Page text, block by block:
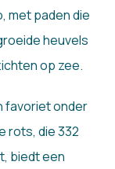
met paden die
heuvels
op zee.
favoriet onder
rots, die 332
biedt een